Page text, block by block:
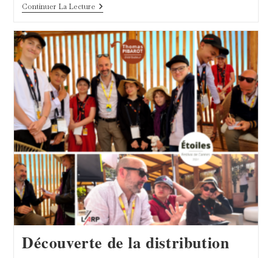
Continuer La LecturePizzas
Gourmandes
Vita
!
Découverte de la distribution